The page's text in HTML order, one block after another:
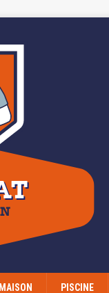
MAISON PISCINE